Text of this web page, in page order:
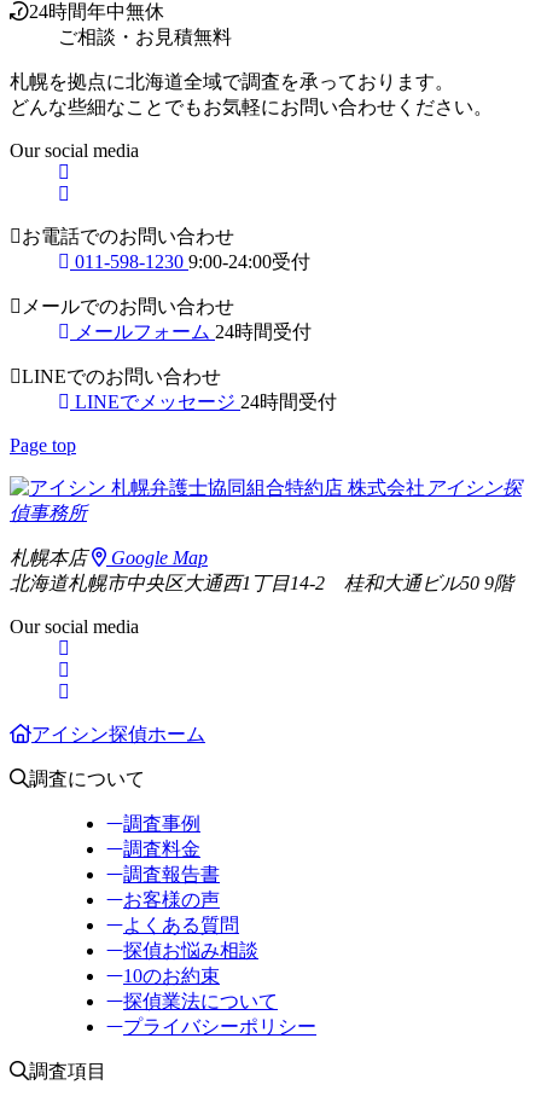
24時間年中無休
ご相談 ・ お見積無料
札幌を拠点に北海道全域で調査を承っております。
どんな些細なことでもお気軽にお問い合わせください。
Our social media
お電話でのお問い合わせ
011-598-1230 9:00-24:00受付
メールでのお問い合わせ
メールフォーム 24時間受付
LINEでのお問い合わせ
LINEでメッセージ 24時間受付
Page top
札幌弁護士協同組合特約店 株式会社 アイシン探
偵事務所
札幌本店
Google Map
北海道札幌市中央区大通西1丁目14-2 桂和大通ビル50 9階
Our social media
アイシン探偵ホーム
調査について
調査事例
調査料金
調査報告書
お客様の声
よくある質問
探偵お悩み相談
10のお約束
探偵業法について
プライバシーポリシー
調査項目